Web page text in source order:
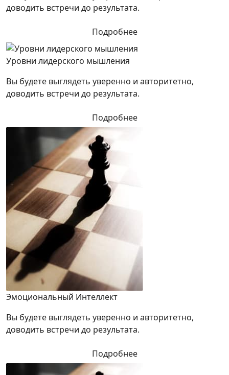
доводить встречи до результата.
Подробнее
Уровни лидерского мышления
Вы будете выглядеть уверенно и авторитетно,
доводить встречи до результата.
Подробнее
Эмоциональный Интеллект
Вы будете выглядеть уверенно и авторитетно,
доводить встречи до результата.
Подробнее